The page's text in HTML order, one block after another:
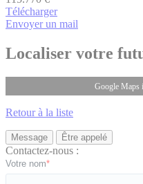
Télécharger
Envoyer un mail
Localiser votre
Google Maps
Retour à la liste
Message Être appelé
Contactez-nous :